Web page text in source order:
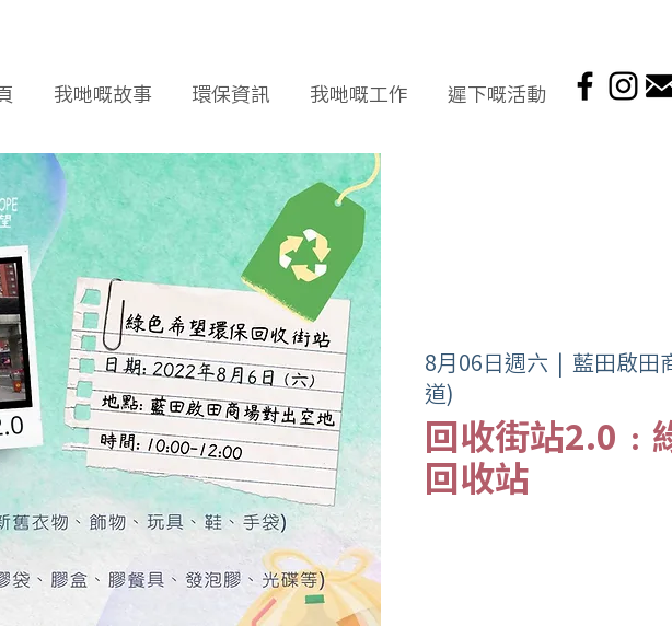
我哋嘅故事 環保資訊 我哋嘅工作 遲下嘅活動
8月06日週六
  |
藍田啟田
道)
回收街站2.0﹕
回收站